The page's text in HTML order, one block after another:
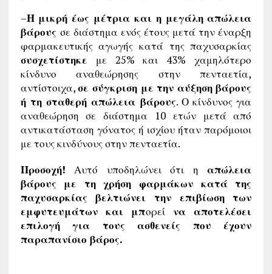
–Η μικρή έως μέτρια και η μεγάλη απώλεια
βάρους σε διάστημα ενός έτους μετά την έναρξη
φαρμακευτικής αγωγής κατά της παχυσαρκίας
συσχετίστηκε με 25% και 43% χαμηλότερο
κίνδυνο αναθεώρησης στην πενταετία,
αντίστοιχα,σε σύγκριση με την αύξηση βάρους
ή τη σταθερή απώλεια βάρους. Ο κίνδυνος για
αναθεώρηση σε διάστημα 10 ετών μετά από
αντικατάσταση γόνατος ή ισχίου ήταν παρόμοιοι
με τους κινδύνους στην πενταετία.
Προσοχή! Αυτό υποδηλώνει ότι ηαπώλεια
βάρους με τη χρήση φαρμάκων κατά της
παχυσαρκίας βελτιώνει την επιβίωση των
εμφυτευμάτων και μπορείνα αποτελέσει
επιλογή για τους ασθενείς που έχουν
παραπανίσιο βάρος.